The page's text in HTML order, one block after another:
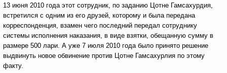
13 июня 2010 года этот сотрудник, по заданию Цотне Гамсахурдия,
встретился с одним из его друзей, которому и была передана
корреспонденция, взамен чего последний передал сотруднику
системы исполнения наказания, в виде взятки, обещанную сумму в
размере 500 лари. А уже 7 июля 2010 года было принято решение
выдвинуть новое обвинение против Цотне Гамсахурлия по этому
факту.